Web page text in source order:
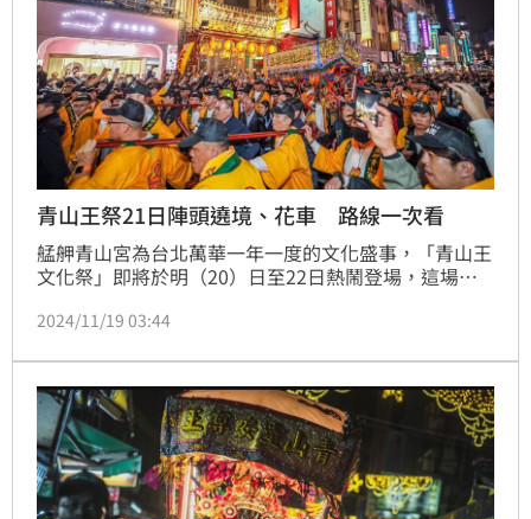
青山王祭21日陣頭遶境、花車 路線一次看
艋舺青山宮為台北萬華一年一度的文化盛事，「青山王
文化祭」即將於明（20）日至22日熱鬧登場，這場傳
文化象徵。於是《三立新聞網》記者統整21日的遶境與
2024/11/19 03:44